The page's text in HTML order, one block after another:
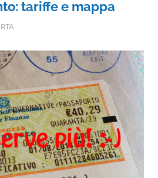
tariffe e mappa